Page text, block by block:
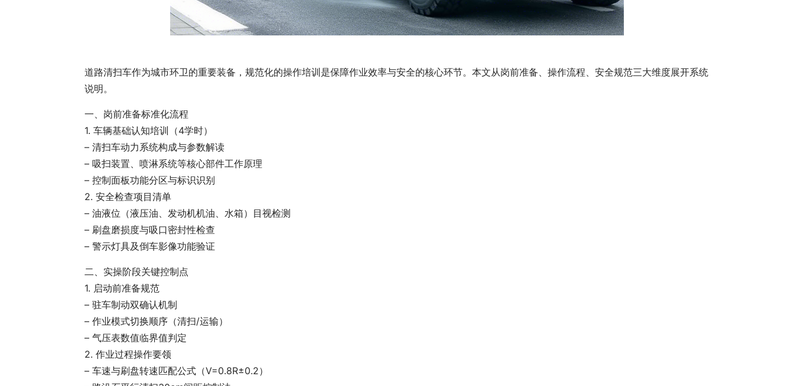
道路清扫车作为城市环卫的重要装备，规范化的操作培训是保障作业效率与安全的核心环节。本文从岗前准备、操作流程、安全规范三大维度展开系统
说明。
一、岗前准备标准化流程
1. 车辆基础认知培训（4学时）
– 清扫车动力系统构成与参数解读
– 吸扫装置、喷淋系统等核心部件工作原理
– 控制面板功能分区与标识识别
2. 安全检查项目清单
– 油液位（液压油、发动机机油、水箱）目视检测
– 刷盘磨损度与吸口密封性检查
– 警示灯具及倒车影像功能验证
二、实操阶段关键控制点
1. 启动前准备规范
– 驻车制动双确认机制
– 作业模式切换顺序（清扫/运输）
– 气压表数值临界值判定
2. 作业过程操作要领
– 车速与刷盘转速匹配公式（V=0.8R±0.2）